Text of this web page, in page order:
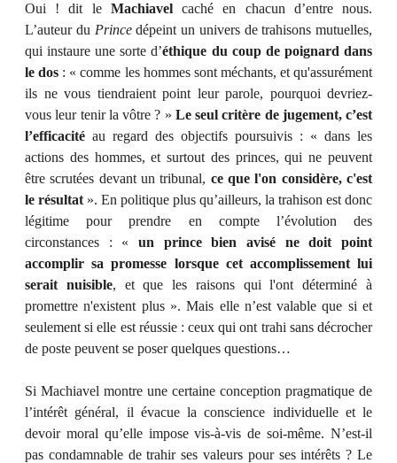
Oui ! dit le Machiavelcaché en chacun d’entre nous.
L’auteur du Princedépeint un univers de trahisons mutuelles,
qui instaure une sorte d’éthique du coup de poignard dans
le dos : « comme les hommes sont méchants, et qu'assurément
ils ne vous tiendraient point leur parole, pourquoi devriez-
vous leur tenir la vôtre ? » Le seul critère de jugement, c’est
l’efficacité au regard des objectifs poursuivis : « dans les
actions des hommes, et surtout des princes, qui ne peuvent
être scrutées devant un tribunal, ce que l'on considère, c'est
le résultat ». En politique plus qu’ailleurs, la trahison est donc
légitime pour prendre en compte l’évolution des
circonstances : « un prince bien avisé ne doit point
accomplir sa promesse lorsque cet accomplissement lui
serait nuisible, et que les raisons qui l'ont déterminé à
promettre n'existent plus ». Mais elle n’est valable que si et
seulement si elle est réussie : ceux qui ont trahi sans décrocher
de poste peuvent se poser quelques questions…
Si Machiavel montre une certaine conception pragmatique de
l’intérêt général, il évacue la conscience individuelle et le
devoir moral qu’elle impose vis-à-vis de soi-même. N’est-il
pas condamnable de trahir ses valeurs pour ses intérêts ? Le